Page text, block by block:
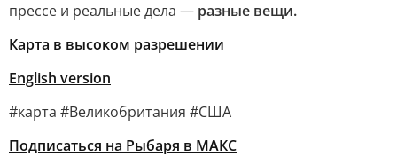
прессе и реальные дела — разные вещи.
Карта в высоком разрешении
English version
#карта #Великобритания #США
Подписаться на Рыбаря в МАКС